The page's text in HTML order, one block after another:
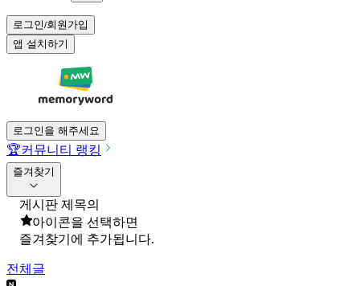
로그인/회원가입
앱 설치하기
로그인을 해주세요
🏆커뮤니티 랭킹
즐겨찾기
게시판 제목의
아이콘을 선택하면
즐겨찾기에 추가됩니다.
전체글